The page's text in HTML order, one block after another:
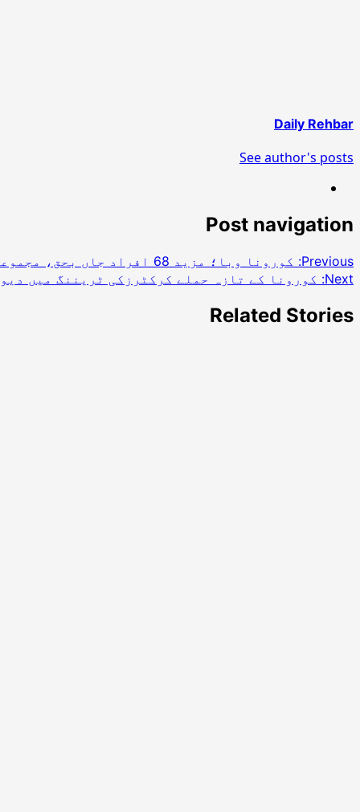
Daily Rehbar
See author's posts
Post navigation
Previous: کورونا وبا؛ مزید 68 افراد جاں بحق، مجموعی تعداد 1838 ہوگئی
Next: کورونا کے تازہ حملے کرکٹرزکی ٹریننگ میں
Related Stories